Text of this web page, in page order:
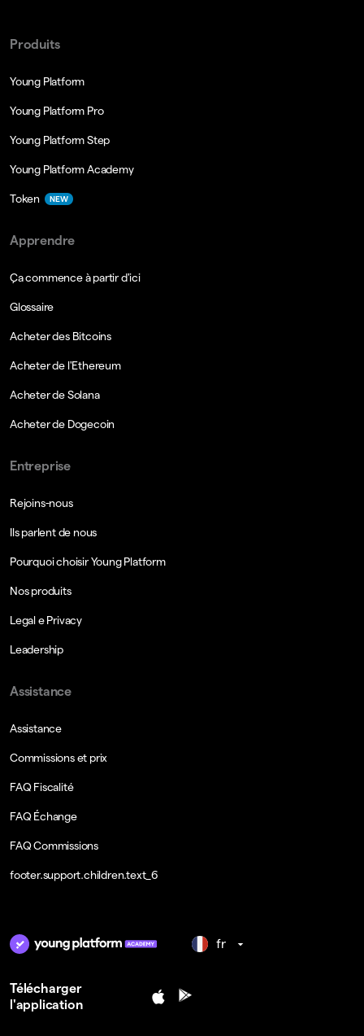
Produits
Young Platform
Young Platform Pro
Young Platform Step
Young Platform Academy
Token NEW
Apprendre
Ça commence à partir d'ici
Glossaire
Acheter des Bitcoins
Acheter de l'Ethereum
Acheter de Solana
Acheter de Dogecoin
Entreprise
Rejoins-nous
Ils parlent de nous
Pourquoi choisir Young Platform
Nos produits
Legal e Privacy
Leadership
Assistance
Assistance
Commissions et prix
FAQ Fiscalité
FAQ Échange
FAQ Commissions
footer.support.children.text_6
fr
Télécharger
l'application